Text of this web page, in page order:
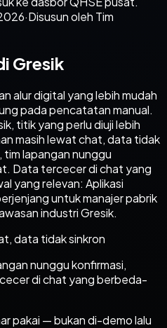
·Disusun oleh Tim
Gresik
alur digital yang lebih mudah
pada pencatatan manual.
titik yang perlu diuji lebih
masih lewat chat, data tidak
tim lapangan nunggu
Data tercecer di chat yang
yang relevan: Aplikasi
untuk manajer pabrik
industri Gresik.
data tidak sinkron
nunggu konfirmasi,
di chat yang berbeda-
pakai — bukan di-demo lalu